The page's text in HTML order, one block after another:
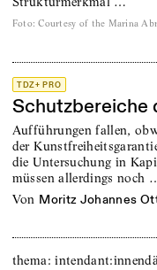
Foto: Courtesy of the Marina
TDZ+ PRO
Schutzbereiche
Aufführungen fallen,
der
die Untersuchung in
müssen allerdings noch
von Moritz Johannes
thema: